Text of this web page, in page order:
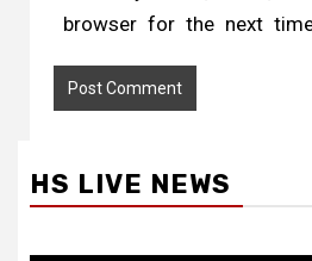
browser for the next
HS LIVE NEWS